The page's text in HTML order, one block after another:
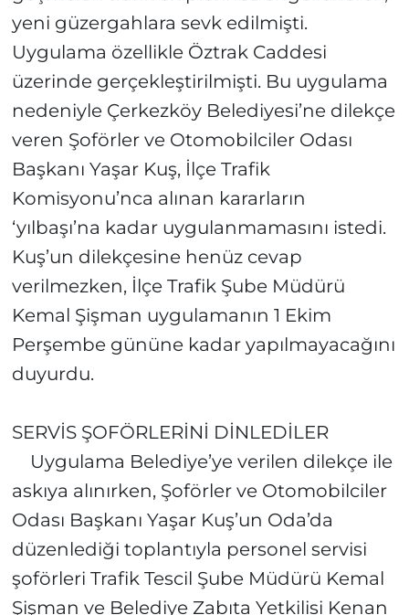
yeni güzergahlara sevk edilmişti.
Uygulama özellikle Öztrak Caddesi
üzerinde gerçekleştirilmişti. Bu uygulama
nedeniyle Çerkezköy Belediyesi’ne dilekçe
veren Şoförler ve Otomobilciler Odası
Başkanı Yaşar Kuş, İlçe Trafik
Komisyonu’nca alınan kararların
‘yılbaşı’na kadar uygulanmamasını istedi.
Kuş’un dilekçesine henüz cevap
verilmezken, İlçe Trafik Şube Müdürü
Kemal Şişman uygulamanın 1 Ekim
Perşembe gününe kadar yapılmayacağını
duyurdu.
SERVİS ŞOFÖRLERİNİ DİNLEDİLER
Uygulama Belediye’ye verilen dilekçe ile
askıya alınırken, Şoförler ve Otomobilciler
Odası Başkanı Yaşar Kuş’un Oda’da
düzenlediği toplantıyla personel servisi
şoförleri Trafik Tescil Şube Müdürü Kemal
Şişman ve Belediye Zabıta Yetkilisi Kenan